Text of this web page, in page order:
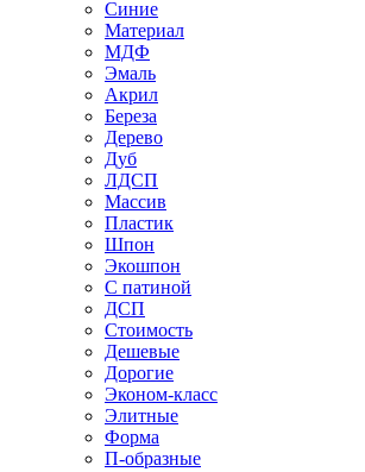
Синие
Материал
МДФ
Эмаль
Акрил
Береза
Дерево
Дуб
ЛДСП
Массив
Пластик
Шпон
Экошпон
С патиной
ДСП
Стоимость
Дешевые
Дорогие
Эконом-класс
Элитные
Форма
П-образные